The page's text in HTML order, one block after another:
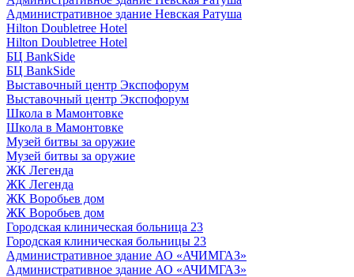
Административное здание Невская Ратуша
Hilton Doubletree Hotel
Hilton Doubletree Hotel
БЦ BankSide
БЦ BankSide
Выставочный центр Экспофорум
Выставочный центр Экспофорум
Школа в Мамонтовке
Школа в Мамонтовке
Музей битвы за оружие
Музей битвы за оружие
ЖК Легенда
ЖК Легенда
ЖК Воробьев дом
ЖК Воробьев дом
Городская клиническая больница 23
Городская клиническая больницы 23
Административное здание АО «АЧИМГАЗ»
Административное здание АО «АЧИМГАЗ»